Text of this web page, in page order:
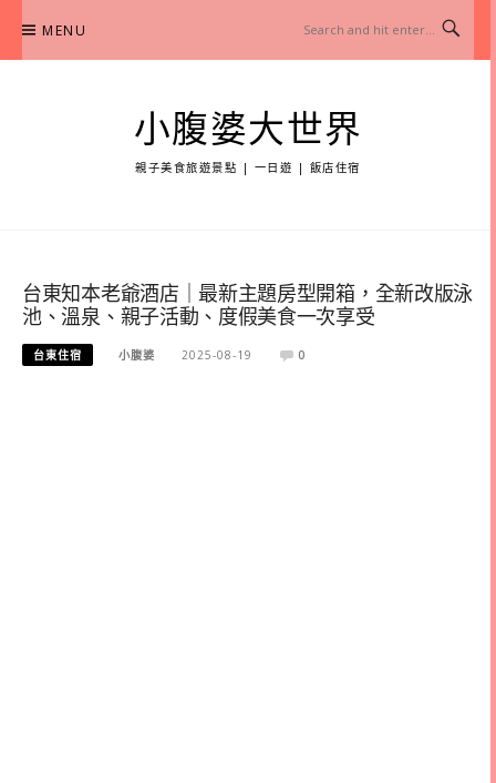
content
MENU
小腹婆大世界
親子美食旅遊景點 | 一日遊 | 飯店住宿
台東知本老爺酒店｜最新主題房型開箱，全新改版泳
池、溫泉、親子活動、度假美食一次享受
台東住宿 小腹婆 2025-08-19 0